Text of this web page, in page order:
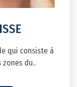
qui consiste à
du..